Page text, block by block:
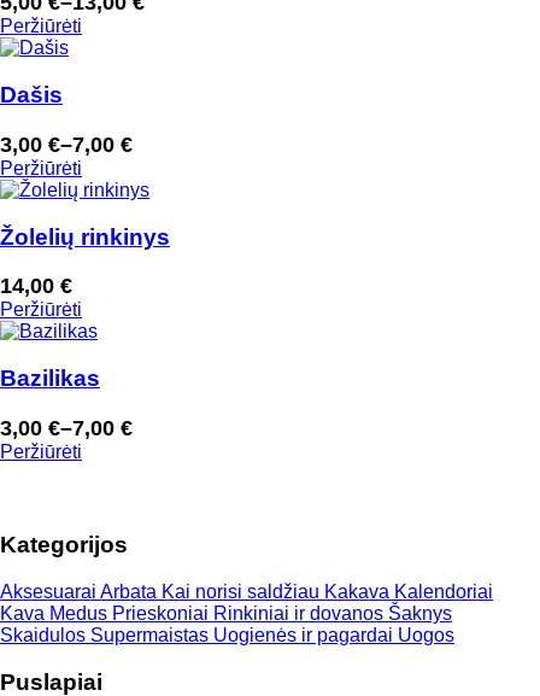
Price
range:
through
Peržiūrėti
Dašis
3,00 €–7,00 €
Price
range:
through
Peržiūrėti
Žolelių rinkinys
14,00 €
Peržiūrėti
Bazilikas
3,00 €–7,00 €
Price
range:
7,00 €
Peržiūrėti
Kategorijos
Aksesuarai Arbata Kai norisi saldžiau Kakava Kalendoriai
Kava Medus Prieskoniai Rinkiniai ir dovanos Šaknys
Skaidulos Supermaistas Uogienės ir pagardai Uogos
Puslapiai